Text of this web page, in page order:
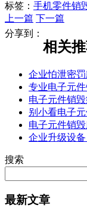
标签： 手机零件销
上一篇 下一篇
分享到：
相关
企业怕泄密
专业电子元
电子元件销
别小看电子
电子元件销
企业升级设
搜索
最新文章